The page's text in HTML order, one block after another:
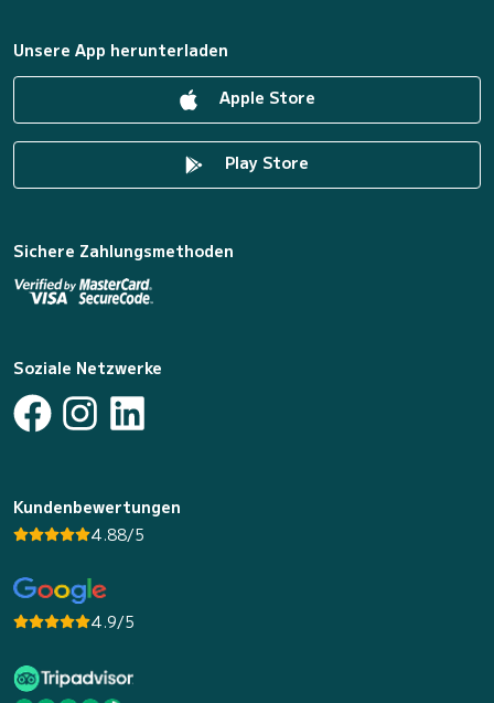
Unsere App herunterladen
Apple Store
Play Store
Sichere Zahlungsmethoden
Soziale Netzwerke
Kundenbewertungen
4.88/5
4.9/5